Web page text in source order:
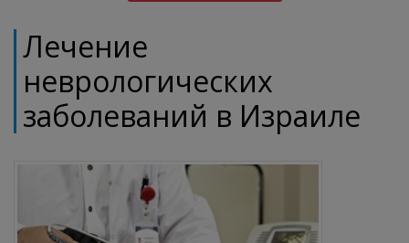
Лечение
неврологических
заболеваний в Израиле